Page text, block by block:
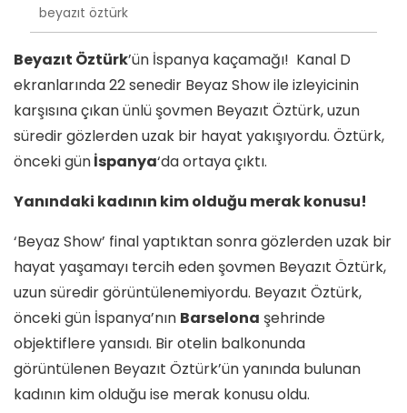
beyazıt öztürk
Beyazıt Öztürk’ün İspanya kaçamağı! Kanal D
ekranlarında 22 senedir Beyaz Show ile izleyicinin
karşısına çıkan ünlü şovmen Beyazıt Öztürk, uzun
süredir gözlerden uzak bir hayat yakışıyordu. Öztürk,
önceki günİspanya‘da ortaya çıktı.
Yanındaki kadının kim olduğu merak konusu!
‘Beyaz Show’ final yaptıktan sonra gözlerden uzak bir
hayat yaşamayı tercih eden şovmen Beyazıt Öztürk,
uzun süredir görüntülenemiyordu. Beyazıt Öztürk,
önceki gün İspanya’nın Barselona şehrinde
objektiflere yansıdı. Bir otelin balkonunda
görüntülenen Beyazıt Öztürk’ün yanında bulunan
kadının kim olduğu ise merak konusu oldu.